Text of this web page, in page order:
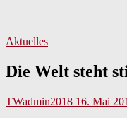
Aktuelles
Die Welt steht
TWadmin2018 16. Mai